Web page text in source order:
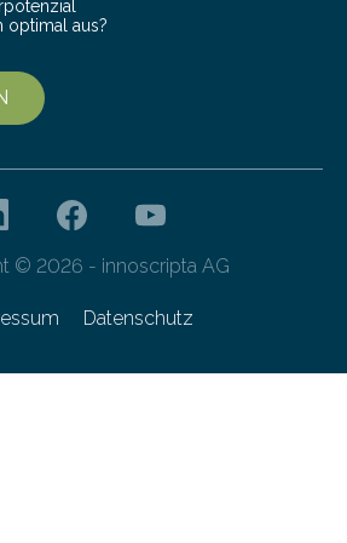
optimal aus?
© 2026 - innoscripta AG
Datenschutz